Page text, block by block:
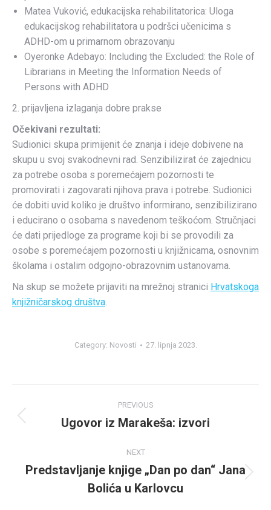
Matea Vuković, edukacijska rehabilitatorica: Uloga
edukacijskog rehabilitatora u podršci učenicima s
ADHD-om u primarnom obrazovanju
Oyeronke Adebayo: Including the Excluded: the Role of
Librarians in Meeting the Information Needs of
Persons with ADHD
2. prijavljena izlaganja dobre prakse
Očekivani rezultati:
Sudionici skupa primijenit će znanja i ideje dobivene na
skupu u svoj svakodnevni rad. Senzibilizirat će zajednicu
za potrebe osoba s poremećajem pozornosti te
promovirati i zagovarati njihova prava i potrebe. Sudionici
će dobiti uvid koliko je društvo informirano, senzibilizirano
i educirano o osobama s navedenom teškoćom. Stručnjaci
će dati prijedloge za programe koji bi se provodili za
osobe s poremećajem pozornosti u knjižnicama, osnovnim
školama i ostalim odgojno-obrazovnim ustanovama.
Na skup se možete prijaviti na mrežnoj stranici Hrvatskoga
knjižničarskog društva.
Category: Novosti 27. lipnja 2023.
navigation
PREVIOUS
Previous
Ugovor iz Marakeša: izvori
NEXT
Next
post:
Predstavljanje knjige „Dan po dan“ Jana
Bolića u Karlovcu